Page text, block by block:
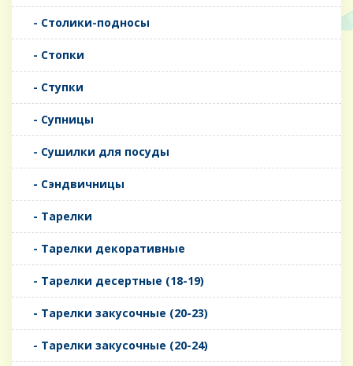
- Столики-подносы
- Стопки
- Ступки
- Супницы
- Сушилки для посуды
- Сэндвичницы
- Тарелки
- Тарелки декоративные
- Тарелки десертные (18-19)
- Тарелки закусочные (20-23)
- Тарелки закусочные (20-24)